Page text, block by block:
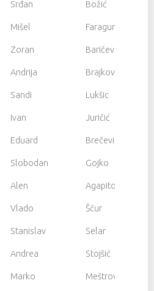
Srđan Božić
Mišel Faraguna
Zoran Baričević
Andrija Brajkovic
Sandi Lukšic
Ivan Juričić
Eduard Brečević
Slobodan Gojko
Alen Agapito
Vlado Šćur
Stanislav Selar
Andrea Stojšić
Marko Meštrović